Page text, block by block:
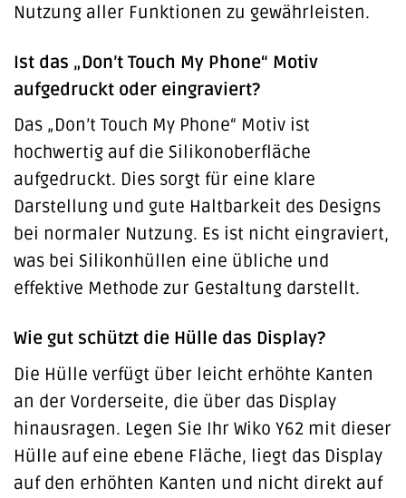
Nutzung aller Funktionen zu gewährleisten.
Ist das „Don’t Touch My Phone“ Motiv
aufgedruckt oder eingraviert?
Das „Don’t Touch My Phone“ Motiv ist
hochwertig auf die Silikonoberfläche
aufgedruckt. Dies sorgt für eine klare
Darstellung und gute Haltbarkeit des Designs
bei normaler Nutzung. Es ist nicht eingraviert,
was bei Silikonhüllen eine übliche und
effektive Methode zur Gestaltung darstellt.
Wie gut schützt die Hülle das Display?
Die Hülle verfügt über leicht erhöhte Kanten
an der Vorderseite, die über das Display
hinausragen. Legen Sie Ihr Wiko Y62 mit dieser
Hülle auf eine ebene Fläche, liegt das Display
auf den erhöhten Kanten und nicht direkt auf